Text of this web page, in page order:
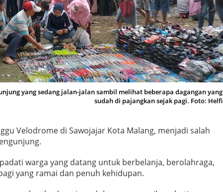
yang sedang jalan-jalan sambil melihat beberapa dagangan yang
sudah di pajangkan sejak pagi. Foto: Helfi
Velodrome di Sawojajar Kota Malang, menjadi salah
warga yang datang untuk berbelanja, berolahraga,
yang ramai dan penuh kehidupan.